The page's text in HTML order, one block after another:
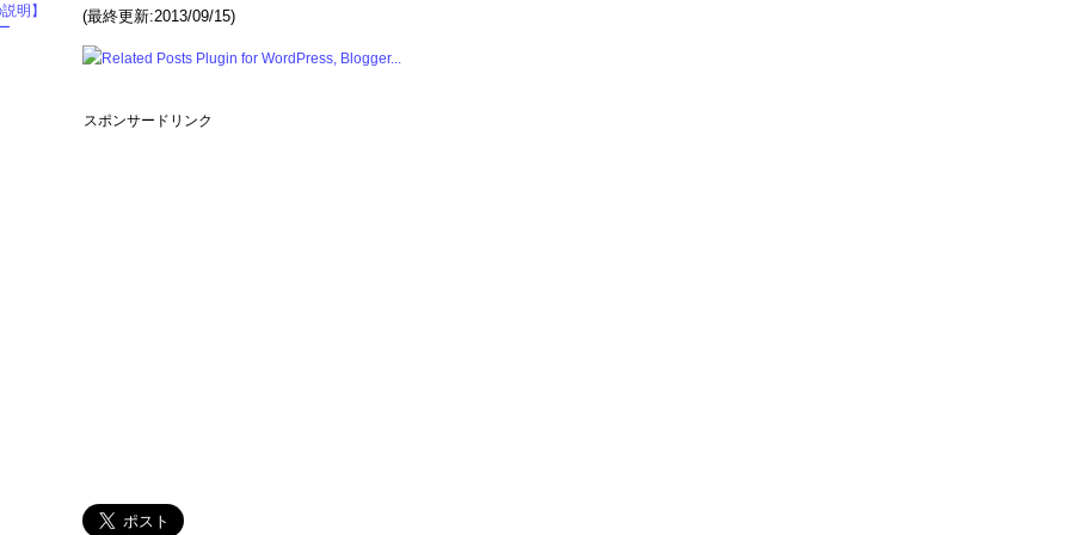
(最終更新:2013/09/15)
スポンサードリンク
明】